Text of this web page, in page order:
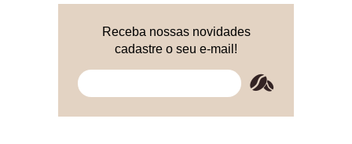
Receba nossas novidades
cadastre o seu e-mail!